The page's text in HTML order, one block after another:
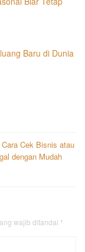
Baru di Dunia
Cek Bisnis atau
dengan Mudah
wajib ditandai *